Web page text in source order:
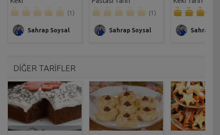
(1)
Sahrap Soysal
(1)
Sahrap Soysal Sahrap
DİĞER TARİFLER